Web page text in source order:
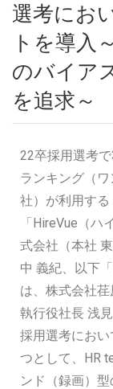
選考にお
トを導入
のバイア
を追求～
22卒採用選考
ランキング（
社）が利用す
「HireVue（
式会社（本社
中 義紀、以下「
は、株式会社
執行役社長 浅
採用選考にお
つとして、HR
ンド（録画）